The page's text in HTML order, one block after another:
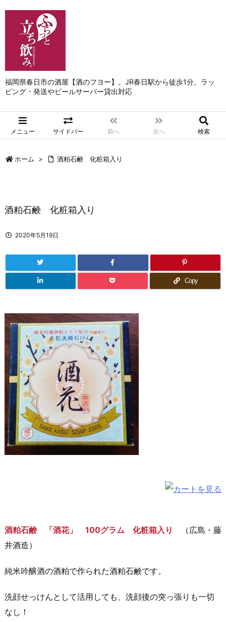
福岡県春日市の酒屋【酒のフヨー】。JR春日駅から徒歩1分。ラッ
ピング・発送やビールサーバー貸出対応
メニュー サイドバー 前へ 次へ 検索
ホーム > 酒粕石鹸 化粧箱入り
酒粕石鹸 化粧箱入り
2020年5月19日
Copy
酒粕石鹸 「酒花」 100グラム 化粧箱入り
（広島・藤
井酒造）
純米吟醸酒の酒粕で作られた酒粕石鹸です。
洗顔せっけんとして活用しても、洗顔後の突っ張りも一切
なし！